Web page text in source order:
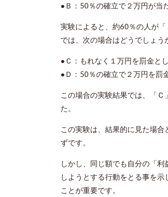
●Ｂ：50％の確立で２万円が当
実験によると、約60％の人が「
では、次の場合はどうでしょう
●Ｃ：もれなく１万円を罰金と
●Ｄ：50％の確立で２万円を罰
この場合の実験結果では、「
た。
この実験は、結果的に見た場
ずです。
しかし、同じ額でも自分の「
しようとする行動をとる事を
ことが重要です。